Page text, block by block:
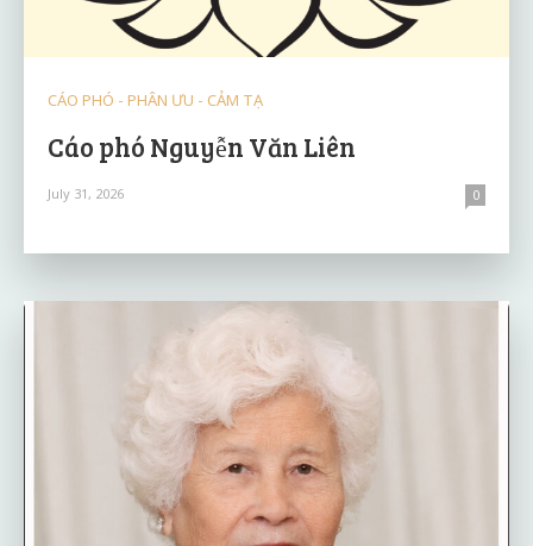
CÁO PHÓ - PHÂN ƯU - CẢM TẠ
Cáo phó Nguyễn Văn Liên
July 31, 2026 0